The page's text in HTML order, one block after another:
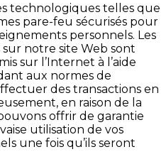
technologiques telles que
pare-feu sécurisés pour
personnels. Les
notre site Web sont
sur l’Internet à l’aide
aux normes de
des transactions en
en raison de la
offrir de garantie
utilisation de vos
une fois qu’ils seront